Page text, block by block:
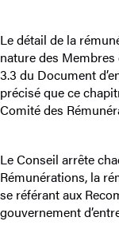
Le détail de la
nature des
3.3 du Document
précisé que ce
Comité des
Le Conseil arrête
Rémunérations, la
se référant aux
gouvernement